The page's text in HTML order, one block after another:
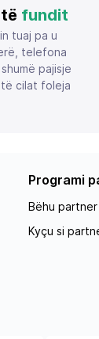
fundit
tuaj pa u
telefona
pajisje
cilat foleja
Programi
Bëhu partner
Kyçu si